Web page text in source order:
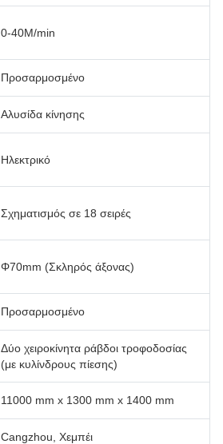
0-40M/min
Προσαρμοσμένο
Αλυσίδα κίνησης
Ηλεκτρικό
Σχηματισμός σε 18 σειρές
Φ70mm (Σκληρός άξονας)
Προσαρμοσμένο
Δύο χειροκίνητα ράβδοι τροφοδοσίας
(με κυλίνδρους πίεσης)
11000 mm x 1300 mm x 1400 mm
Cangzhou, Χεμπέι